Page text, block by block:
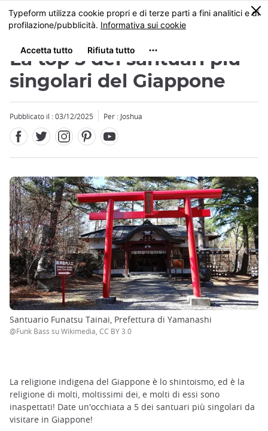
Skip
to
content
MENU
0
La top 5 dei santuari più
singolari del Giappone
Pubblicato il : 03/12/2025 Per : Joshua
Santuario Funatsu Tainai, Prefettura di Yamanashi
@Funk Bass su Wikimedia, CC BY 3.0
La religione indigena del Giappone è lo shintoismo, ed è la
religione di molti, moltissimi dei, e molti di essi sono
inaspettati! Date un'occhiata a 5 dei santuari più singolari da
visitare in Giappone!
Close